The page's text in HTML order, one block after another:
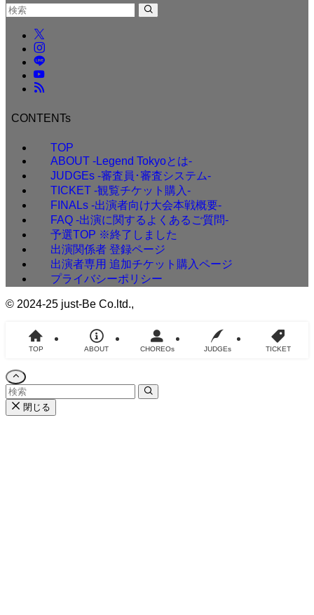
CONTENTs
TOP
ABOUT -Legend Tokyoとは-
JUDGEs -審査員･審査システム-
TICKET -観覧チケット購入-
FINALs -出演者向け大会本戦概要-
FAQ -出演に関するよくあるご質問-
予選TOP ※終了しました
出演関係者 登録ページ
出演者専用 追加チケット購入ページ
プライバシーポリシー
© 2024-25 just-Be Co.ltd.,
TOP ABOUT CHOREOs JUDGEs TICKET
閉じる